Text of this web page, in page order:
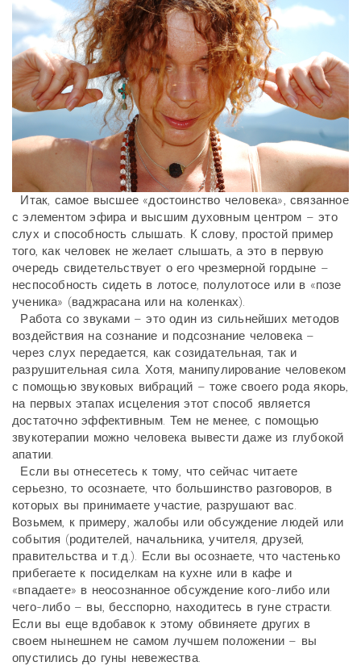
Итак, самое высшее «достоинство человека», связанное
с элементом эфира и высшим духовным центром – это
слух и способность слышать. К слову, простой пример
того, как человек не желает слышать, а это в первую
очередь свидетельствует о его чрезмерной гордыне –
неспособность сидеть в лотосе, полулотосе или в «позе
ученика» (ваджрасана или на коленках).
Работа со звуками – это один из сильнейших методов
воздействия на сознание и подсознание человека –
через слух передается, как созидательная, так и
разрушительная сила. Хотя, манипулирование человеком
с помощью звуковых вибраций – тоже своего рода якорь,
на первых этапах исцеления этот способ является
достаточно эффективным. Тем не менее, с помощью
звукотерапии можно человека вывести даже из глубокой
апатии.
Если вы отнесетесь к тому, что сейчас читаете
серьезно, то осознаете, что большинство разговоров, в
которых вы принимаете участие, разрушают вас.
Возьмем, к примеру, жалобы или обсуждение людей или
события (родителей, начальника, учителя, друзей,
правительства и т.д.). Если вы осознаете, что частенько
прибегаете к посиделкам на кухне или в кафе и
«впадаете» в неосознанное обсуждение кого-либо или
чего-либо – вы, бесспорно, находитесь в гуне страсти.
Если вы еще вдобавок к этому обвиняете других в
своем нынешнем не самом лучшем положении – вы
опустились до гуны невежества.